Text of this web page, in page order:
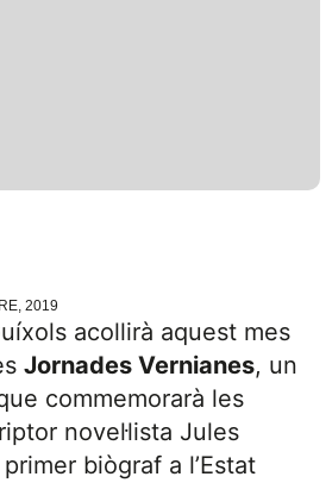
2019
acollirà aquest mes
Jornades Vernianes, un
commemorarà les
novel·lista Jules
biògraf a l’Estat